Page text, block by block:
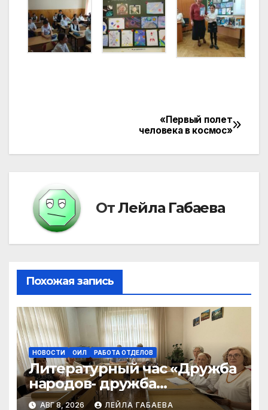
по
записям
«Первый полет
человека в космос»
ОтЛейла Габаева
Похожая запись
НОВОСТИ ОИЛ РАБОТА ОТДЕЛОВ
Литературный час «Дружба
народов- дружба
литератур»
АВГ 8, 2026 ЛЕЙЛА ГАБАЕВА